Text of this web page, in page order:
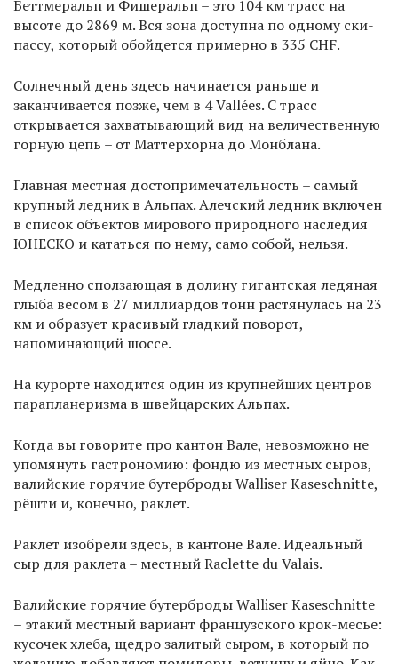
Беттмеральп и Фишеральп – это 104 км трасс на
высоте до 2869 м. Вся зона доступна по одному ски-
пассу, который обойдется примерно в 335 CHF.
Солнечный день здесь начинается раньше и
заканчивается позже, чем в 4 Vallées. С трасс
открывается захватывающий вид на величественную
горную цепь – от Маттерхорна до Монблана.
Главная местная достопримечательность – самый
крупный ледник в Альпах. Алечский ледник включен
в список объектов мирового природного наследия
ЮНЕСКО и кататься по нему, само собой, нельзя.
Медленно сползающая в долину гигантская ледяная
глыба весом в 27 миллиардов тонн растянулась на 23
км и образует красивый гладкий поворот,
напоминающий шоссе.
На курорте находится один из крупнейших центров
парапланеризма в швейцарских Альпах.
Когда вы говорите про кантон Вале, невозможно не
упомянуть гастрономию: фондю из местных сыров,
валийские горячие бутерброды Walliser Kaseschnitte,
рёшти и, конечно, раклет.
Раклет изобрели здесь, в кантоне Вале. Идеальный
сыр для раклета – местный Raclette du Valais.
Валийские горячие бутерброды Walliser Kaseschnitte
– этакий местный вариант французского крок-месье:
кусочек хлеба, щедро залитый сыром, в который по